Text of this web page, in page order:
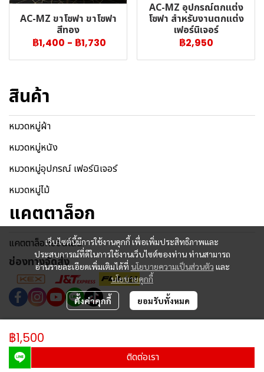
AC-MZ ขาโซฟา ขาโซฟา
สีทอง
฿1,400 - ฿1,730
AC-MZ อุปกรณ์ตกแต่ง
โซฟา สำหรับงานตกแต่ง
เฟอร์นิเจอร์
฿2,950
฿1,500
ติดต่อเรา
เว็บไซต์นี้มีการใช้งานคุกกี้ เพื่อเพิ่มประสิทธิภาพและ
ประสบการณ์ที่ดีในการใช้งานเว็บไซต์ของท่าน ท่านสามารถ
อ่านรายละเอียดเพิ่มเติมได้ที่ นโยบายความเป็นส่วนตัว และ
นโยบายคุกกี้
ตั้งค่าคุกกี้ ยอมรับทั้งหมด
สินค้า
หมวดหมู่ผ้า
หมวดหมู่หนัง
หมวดหมู่อุปกรณ์ เฟอร์นิเจอร์
หมวดหมู่ไม้
แคตตาล็อก
แคตตาล็อกออนไลน์
ช่องทางจัดส่ง
ผู้เข้าชมวันนี้249
Powered By MakeWebEasy